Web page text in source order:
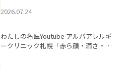
た。
2026.07.24
わたしの名医Youtube アルバアレルギ
ークリニック札幌「赤ら顔・酒さ・ニ